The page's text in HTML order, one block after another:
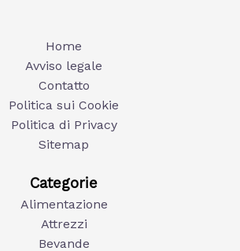
Home
Avviso legale
Contatto
Politica sui Cookie
Politica di Privacy
Sitemap
Categorie
Alimentazione
Attrezzi
Bevande